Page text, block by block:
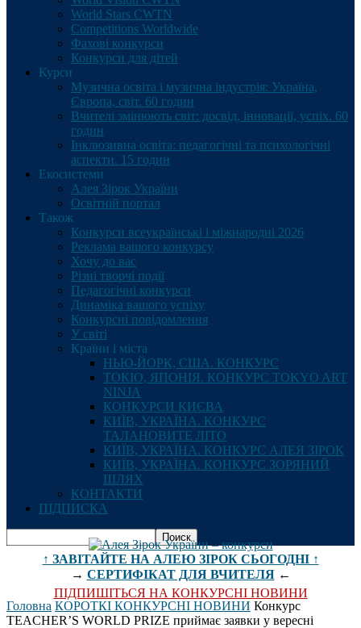
World Stars CWTN
Competitions Worldwide
Фахові конкурси
Конкурси для дітей
Курси
Музична освіта і музична індустрія: Україна,
Європа, світ. 60 годин
Вчителі змінюють світ: досвід, інновації, успіх. 60
годин
Інклюзивна освіта: педагогічні та психологічні
аспекти. 15 годин
Екосистеми
Алея Зірок України
Освітній портал
Також
Конкурси всеукраїнські і міжнародні 2026
Реклама вашого конкурсу
Хочу до вас
Різні творчі події
Педагогічні конкурси
Динаміка вашого успіху
Конкурсні повідомлення
У світі
Країни і міста
НЬЮ-ЙОРК, США. КОНКУРС
ТОКІО, ЯПОНІЯ. КОНКУРС TOKYO ART
NINJA
КОНКУРСИ КИЄВА
КИЇВ, УКРАЇНА. КОНКУРС
ТАЛАНОВИТЕ ЛІТО
КИЇВ, УКРАЇНА. КОНКУРС АЛЕЯ ЗІРОК
КИЇВ, УКРАЇНА. КОНКУРС ЗОРЯНИЙ
ШЛЯХ
КОНТАКТИ
ПІДПИСКА
↑ ЗАВІТАЙТЕ НА АЛЕЮ ЗІРОК СЬОГОДНІ ↑
→ СЕРТИФІКАТ ДЛЯ ВЧИТЕЛЯ←
ПІДПИШІТЬСЯ НА КОНКУРСНІ НОВИНИ
Головна КОРОТКІ КОНКУРСНІ НОВИНИ Конкурс
TEACHER’S WORLD PRIZE приймає заявки у вересні